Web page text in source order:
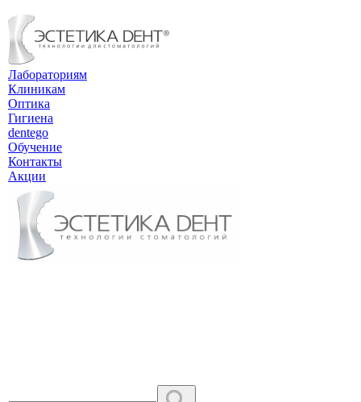
Лабораториям
Клиникам
Оптика
Гигиена
dentego
Обучение
Контакты
Акции